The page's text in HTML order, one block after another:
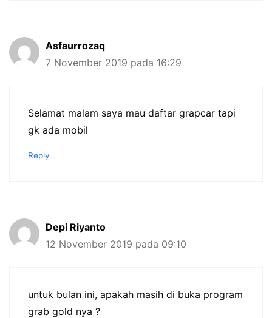
Asfaurrozaq
7 November 2019 pada 16:29
Selamat malam saya mau daftar grapcar tapi
gk ada mobil
Reply
Depi Riyanto
12 November 2019 pada 09:10
untuk bulan ini, apakah masih di buka program
grab gold nya ?